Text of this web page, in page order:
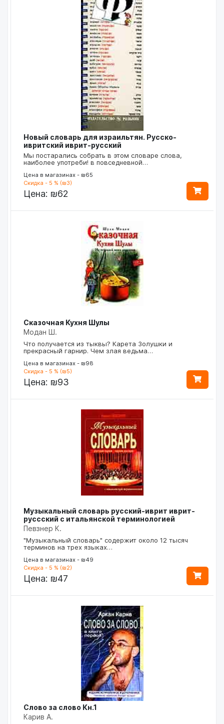
Новый словарь для израильтян. Русско-
ивритский иврит-русский
Мы постарались собрать в этом словаре слова,
наиболее употреби! в повседневной…
Цена в магазинах - ₪65
Скидка - 5 % (₪3)
Цена: ₪62
Сказочная Кухня Шулы
Модан Ш.
Чтo получается из тыквы? Карета Золушки и
прекрасный гарнир. Чем злая ведьма…
Цена в магазинах - ₪98
Скидка - 5 % (₪5)
Цена: ₪93
Музыкальный словарь русский-иврит иврит-
руссский с итальянской терминологией
Певзнер К.
"Музыкальный словарь" содержит около 12 тысяч
терминов на трех языках…
Цена в магазинах - ₪49
Скидка - 5 % (₪2)
Цена: ₪47
Слово за слово Кн.1
Карив А.